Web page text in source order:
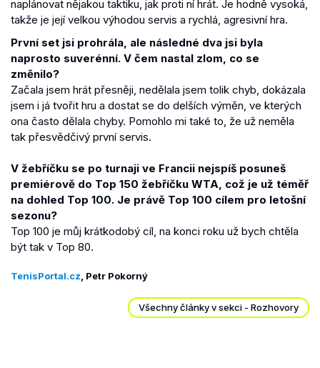
naplánovat nějakou taktiku, jak proti ní hrát. Je hodně vysoká,
takže je její velkou výhodou servis a rychlá, agresivní hra.
První set jsi prohrála, ale následné dva jsi byla
naprosto suverénní. V čem nastal zlom, co se
změnilo?
Začala jsem hrát přesněji, nedělala jsem tolik chyb, dokázala
jsem i já tvořit hru a dostat se do delších výměn, ve kterých
ona často dělala chyby. Pomohlo mi také to, že už neměla
tak přesvědčivý první servis.
V žebříčku se po turnaji ve Francii nejspíš posuneš
premiérově do Top 150 žebříčku WTA, což je už téměř
na dohled Top 100. Je právě Top 100 cílem pro letošní
sezonu?
Top 100 je můj krátkodobý cíl, na konci roku už bych chtěla
být tak v Top 80.
TenisPortal.cz , Petr Pokorný
Všechny články v sekci - Rozhovory